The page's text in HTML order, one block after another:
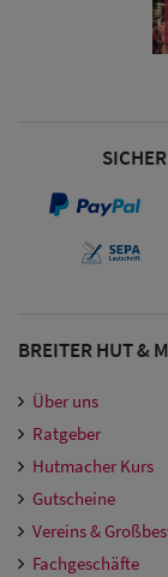
Snapback
Großgrößen
BREITER HUT &
Über uns
Ratgeber
Hutmacher Kurs
Gutscheine
Vereins &
Fachgeschäfte